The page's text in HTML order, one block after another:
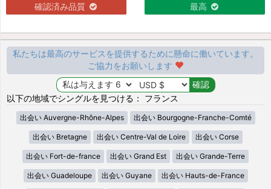
確認済み品質 最高
私たちは最高のサービスを提供するために懸命に働いています。
ご協力をお願いします
以下の地域でシングルを見つける： フランス
出会い Auvergne-Rhône-Alpes 出会い Bourgogne-Franche-Comté
出会い Bretagne 出会い Centre-Val de Loire 出会い Corse
出会い Fort-de-france 出会い Grand Est 出会い Grande-Terre
出会い Guadeloupe 出会い Guyane 出会い Hauts-de-France